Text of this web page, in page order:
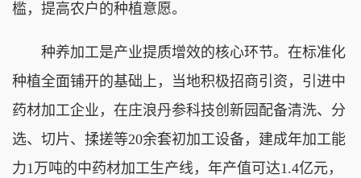
槛，提高农户的种植意愿。
种养加工是产业提质增效的核心环节。在标准化
种植全面铺开的基础上，当地积极招商引资，引进中
药材加工企业，在庄浪丹参科技创新园配备清洗、分
选、切片、揉搓等20余套初加工设备，建成年加工能
力1万吨的中药材加工生产线，年产值可达1.4亿元，